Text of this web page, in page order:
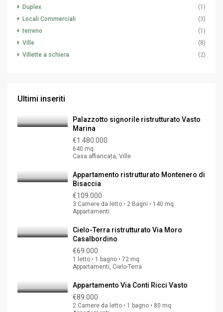
Duplex
(1)
Locali Commerciali
(3)
terreno
(1)
Ville
(8)
Villette a schiera
(2)
Ultimi inseriti
Palazzotto signorile ristrutturato Vasto
Marina
€1.480.000
640 mq
Casa affiancata, Ville
Appartamento ristrutturato Montenero di
Bisaccia
€109.000
3 Camere da letto • 2 Bagni • 140 mq
Appartamenti
Cielo-Terra ristrutturato Via Moro
Casalbordino
€69.000
1 letto • 1 bagno • 72 mq
Appartamenti, Cielo-Terra
Appartamento Via Conti Ricci Vasto
€89.000
2 Camere da letto • 1 bagno • 80 mq